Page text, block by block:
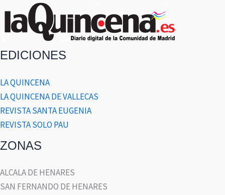
EDICIONES
LA QUINCENA
LA QUINCENA DE VALLECAS
REVISTA SANTA EUGENIA
REVISTA SOLO PAU
ZONAS
ALCALA DE HENARES
SAN FERNANDO DE HENARES